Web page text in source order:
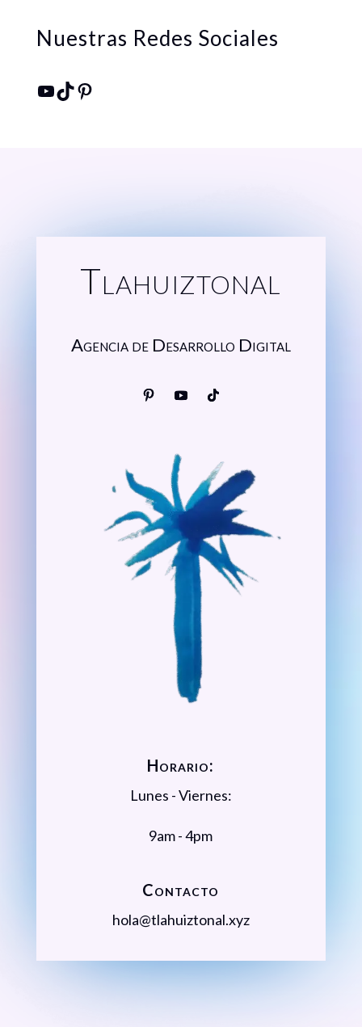
Nuestras Redes Sociales
YouTube
TikTok
Pinterest
Tlahuiztonal
Agencia de Desarrollo Digital
Horario:
Lunes - Viernes:
9am - 4pm
Contacto
hola@tlahuiztonal.xyz